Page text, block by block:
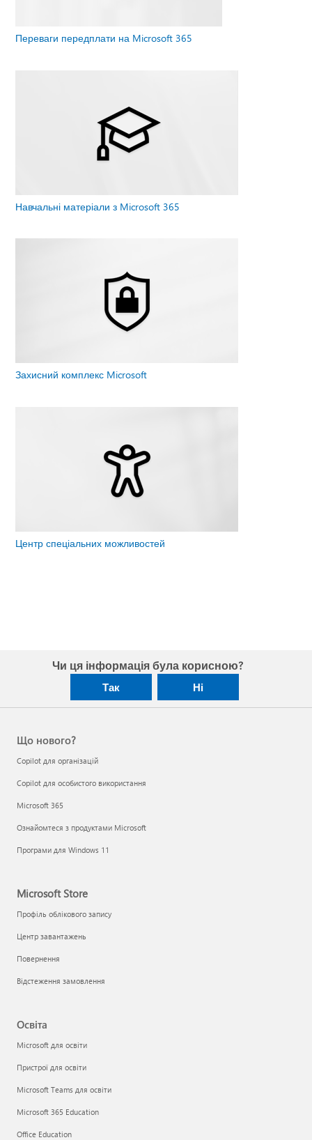
Переваги передплати на Microsoft 365
Навчальні матеріали з Microsoft 365
Захисний комплекс Microsoft
Центр спеціальних можливостей
Чи ця інформація була корисною?
Так Ні
Що нового?
Copilot для організацій
Copilot для особистого використання
Microsoft 365
Ознайомтеся з продуктами Microsoft
Програми для Windows 11
Microsoft Store
Профіль облікового запису
Центр завантажень
Повернення
Відстеження замовлення
Освіта
Microsoft для освіти
Пристрої для освіти
Microsoft Teams для освіти
Microsoft 365 Education
Office Education